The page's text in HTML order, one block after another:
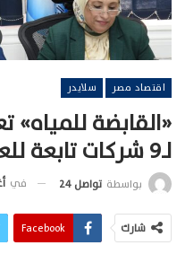
اقتصاد مصر سلايدر
«القابضة للمياه»
لـ9 شركات تابعة للعام المالي 2026/2027
بواسطة تواصل 24 في
شارك Facebook